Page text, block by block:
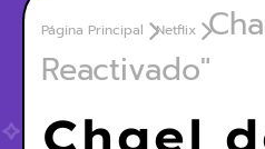
Página Principal Netflix
Reactivado"
Chael